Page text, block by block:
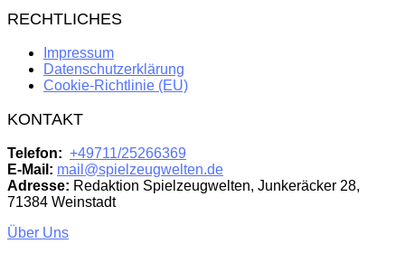
RECHTLICHES
Impressum
Datenschutzerklärung
Cookie-Richtlinie (EU)
KONTAKT
Telefon: +49711/25266369
E-Mail: mail@spielzeugwelten.de
Adresse: Redaktion Spielzeugwelten, Junkeräcker 28,
71384 Weinstadt
Über Uns